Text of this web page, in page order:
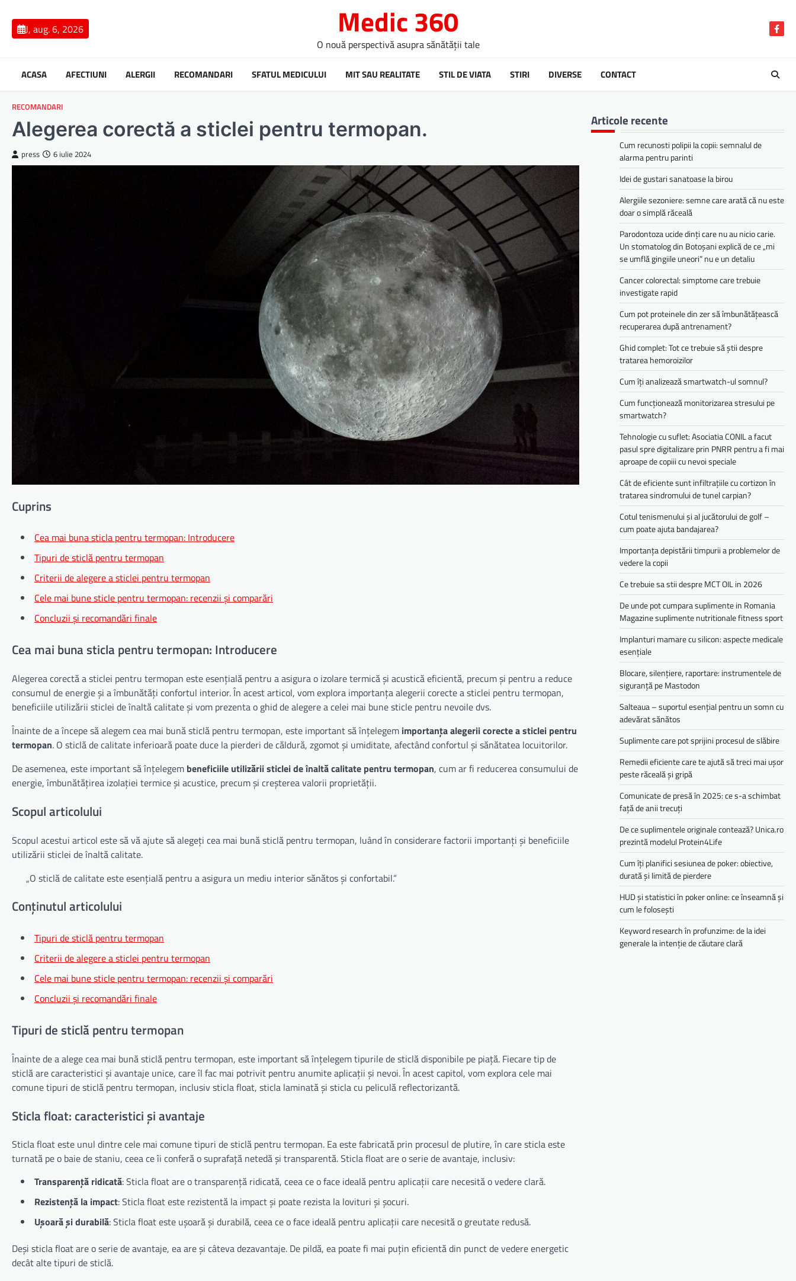
contentJ, aug. 6, 2026 Medic 360
O nouă perspectivă asupra sănătății tale
ACASA AFECTIUNI ALERGII RECOMANDARI SFATUL MEDICULUI MIT SAU REALITATE STIL DE VIATA STIRI DIVERSE CONTACT
RECOMANDARI
Alegerea corectă a sticlei pentru termopan.
press 6 iulie 2024
Cuprins
Cea mai buna sticla pentru termopan: Introducere
Tipuri de sticlă pentru termopan
Criterii de alegere a sticlei pentru termopan
Cele mai bune sticle pentru termopan: recenzii și comparări
Concluzii și recomandări finale
Cea mai buna sticla pentru termopan: Introducere
Alegerea corectă a sticlei pentru termopan este esențială pentru a asigura o izolare termică și acustică eficientă, precum și pentru a reduce
consumul de energie și a îmbunătăți confortul interior. În acest articol, vom explora importanța alegerii corecte a sticlei pentru termopan,
beneficiile utilizării sticlei de înaltă calitate și vom prezenta o ghid de alegere a celei mai bune sticle pentru nevoile dvs.
Înainte de a începe să alegem cea mai bună sticlă pentru termopan, este important să înțelegem importanța alegerii corecte a sticlei pentru
termopan. O sticlă de calitate inferioară poate duce la pierderi de căldură, zgomot și umiditate, afectând confortul și sănătatea locuitorilor.
De asemenea, este important să înțelegem beneficiile utilizării sticlei de înaltă calitate pentru termopan, cum ar fi reducerea consumului de
energie, îmbunătățirea izolației termice și acustice, precum și creșterea valorii proprietății.
Scopul articolului
Scopul acestui articol este să vă ajute să alegeți cea mai bună sticlă pentru termopan, luând în considerare factorii importanți și beneficiile
utilizării sticlei de înaltă calitate.
„O sticlă de calitate este esențială pentru a asigura un mediu interior sănătos și confortabil.”
Conținutul articolului
Tipuri de sticlă pentru termopan
Criterii de alegere a sticlei pentru termopan
Cele mai bune sticle pentru termopan: recenzii și comparări
Concluzii și recomandări finale
Tipuri de sticlă pentru termopan
Înainte de a alege cea mai bună sticlă pentru termopan, este important să înțelegem tipurile de sticlă disponibile pe piață. Fiecare tip de
sticlă are caracteristici și avantaje unice, care îl fac mai potrivit pentru anumite aplicații și nevoi. În acest capitol, vom explora cele mai
comune tipuri de sticlă pentru termopan, inclusiv sticla float, sticla laminată și sticla cu peliculă reflectorizantă.
Sticla float: caracteristici și avantaje
Sticla float este unul dintre cele mai comune tipuri de sticlă pentru termopan. Ea este fabricată prin procesul de plutire, în care sticla este
turnată pe o baie de staniu, ceea ce îi conferă o suprafață netedă și transparentă. Sticla float are o serie de avantaje, inclusiv:
Transparență ridicată: Sticla float are o transparență ridicată, ceea ce o face ideală pentru aplicații care necesită o vedere clară.
Rezistență la impact: Sticla float este rezistentă la impact și poate rezista la lovituri și șocuri.
Ușoară și durabilă: Sticla float este ușoară și durabilă, ceea ce o face ideală pentru aplicații care necesită o greutate redusă.
Deși sticla float are o serie de avantaje, ea are și câteva dezavantaje. De pildă, ea poate fi mai puțin eficientă din punct de vedere energetic
decât alte tipuri de sticlă.
Articole recente
Cum recunosti polipii la copii: semnalul de
alarma pentru parinti
Idei de gustari sanatoase la birou
Alergiile sezoniere: semne care arată că nu este
doar o simplă răceală
Parodontoza ucide dinți care nu au nicio carie.
Un stomatolog din Botoșani explică de ce „mi
se umflă gingiile uneori” nu e un detaliu
Cancer colorectal: simptome care trebuie
investigate rapid
Cum pot proteinele din zer să îmbunătățească
recuperarea după antrenament?
Ghid complet: Tot ce trebuie să știi despre
tratarea hemoroizilor
Cum îți analizează smartwatch-ul somnul?
Cum funcționează monitorizarea stresului pe
smartwatch?
Tehnologie cu suflet: Asociatia CONIL a facut
pasul spre digitalizare prin PNRR pentru a fi mai
aproape de copiii cu nevoi speciale
Cât de eficiente sunt infiltrațiile cu cortizon în
tratarea sindromului de tunel carpian?
Cotul tenismenului și al jucătorului de golf –
cum poate ajuta bandajarea?
Importanța depistării timpurii a problemelor de
vedere la copii
Ce trebuie sa stii despre MCT OIL in 2026
De unde pot cumpara suplimente in Romania
Magazine suplimente nutritionale fitness sport
Implanturi mamare cu silicon: aspecte medicale
esențiale
Blocare, silențiere, raportare: instrumentele de
siguranță pe Mastodon
Salteaua – suportul esențial pentru un somn cu
adevărat sănătos
Suplimente care pot sprijini procesul de slăbire
Remedii eficiente care te ajută să treci mai ușor
peste răceală și gripă
Comunicate de presă în 2025: ce s-a schimbat
față de anii trecuți
De ce suplimentele originale contează? Unica.ro
prezintă modelul Protein4Life
Cum îți planifici sesiunea de poker: obiective,
durată și limită de pierdere
HUD și statistici în poker online: ce înseamnă și
cum le folosești
Keyword research în profunzime: de la idei
generale la intenție de căutare clară